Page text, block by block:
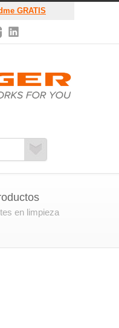
GRATIS
en limpieza